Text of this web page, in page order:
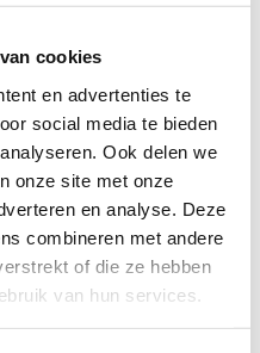
cookies
en advertenties te
social media te bieden
Ook delen we
onze site met onze
en analyse. Deze
combineren met andere
of die ze hebben
van hun services.
vast te houden),
gezin erg belangrijk.
geregeld op
huisbezoek is er ruimte
handvatten
van je kind verder
denken ook mee na
. Dit zijn